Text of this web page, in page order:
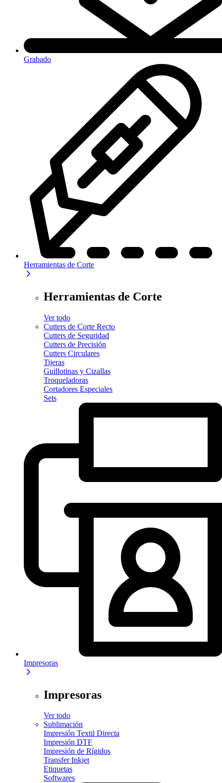
Grabado
Herramientas de Corte
Herramientas de Corte
Ver todo
Cutters de Corte Recto
Cutters de Seguridad
Cutters de Precisión
Cutters Circulares
Tijeras
Guillotinas y Cizallas
Troqueladoras
Cortadores Especiales
Sets
Impresoras
Impresoras
Ver todo
Sublimación
Impresión Textil Directa
Impresión DTF
Impresión de Rígidos
Transfer Inkjet
Etiquetas
Softwares